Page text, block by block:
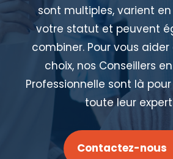
sont multiples, varient
votre statut et peuvent
combiner. Pour vous
choix, nos Conseillers
Professionnelle sont là
toute leur
Contactez-nous